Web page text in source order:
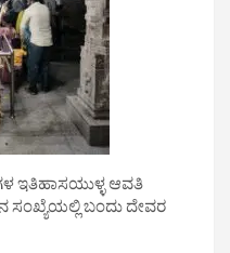
ಇತಿಹಾಸಯುಳ್ಳ ಆವತಿ
ಸಂಖ್ಯೆಯಲ್ಲಿ ಬಂದು ದೇವರ